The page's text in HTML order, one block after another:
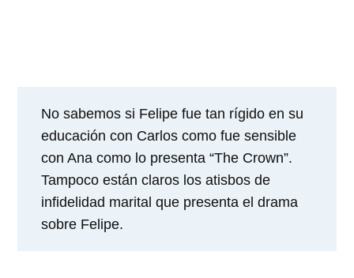
No sabemos si Felipe fue tan rígido en su
educación con Carlos como fue sensible
con Ana como lo presenta “The Crown”.
Tampoco están claros los atisbos de
infidelidad marital que presenta el drama
sobre Felipe.